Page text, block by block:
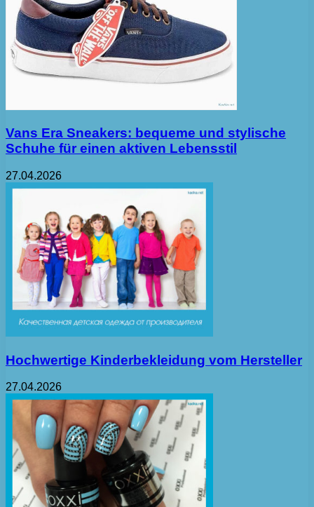
Vans Era Sneakers: bequeme und stylische
Schuhe für einen aktiven Lebensstil
27.04.2026
Hochwertige Kinderbekleidung vom Hersteller
27.04.2026